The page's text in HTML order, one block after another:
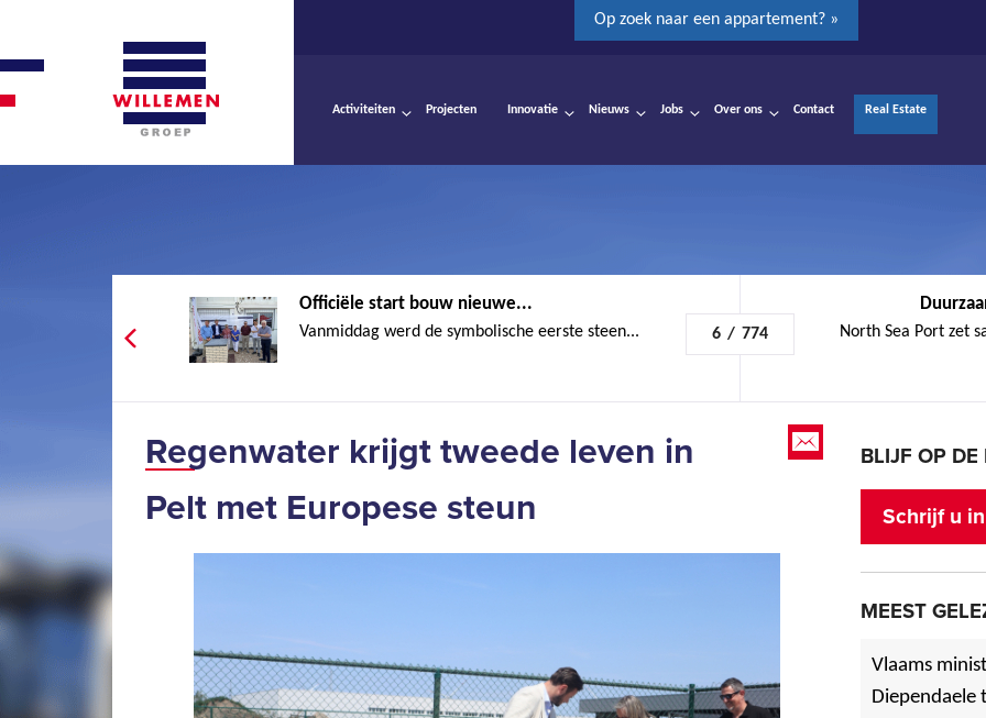
Op zoek naar een appartement? »
Activiteiten Projecten Innovatie Nieuws Jobs Over ons Contact Real Estate
Officiële start bouw nieuwe...
Vanmiddag werd de symbolische eerste steen... 6 / 774 North Sea Port zet
Regenwater krijgt tweede leven in
Pelt met Europese steun
BLIJF OP DE
Schrijf u
MEEST
Vlaams